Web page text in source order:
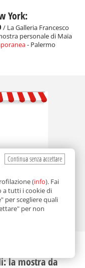
York:
/ La Galleria Francesco
personale di Maïa
- Palermo
la mostra da
Continua senza accettare
(info). Fai
a tutti i cookie di
per scegliere quali
per non